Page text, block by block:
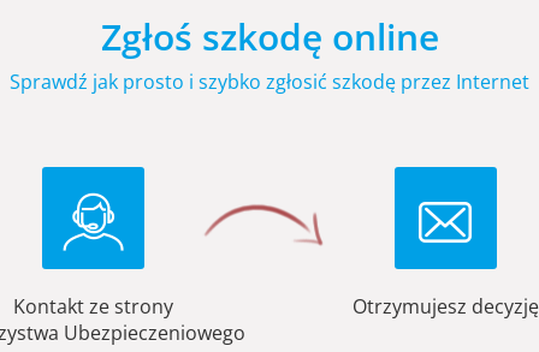
Zgłoś szkodę online
Sprawdź jak prosto i szybko zgłosić szkodę przez Internet
Kontakt ze strony
Ubezpieczeniowego
Otrzymujesz decyzję